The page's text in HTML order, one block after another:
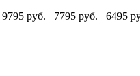
9795 руб. 7795 руб. 6495